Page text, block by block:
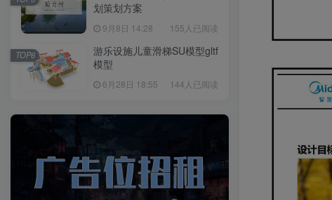
划策划方案
9月8日 14:28 155人已阅读
游乐设施儿童滑梯SU模型gltf
模型
6月28日 18:55 144人已阅读
TOP6